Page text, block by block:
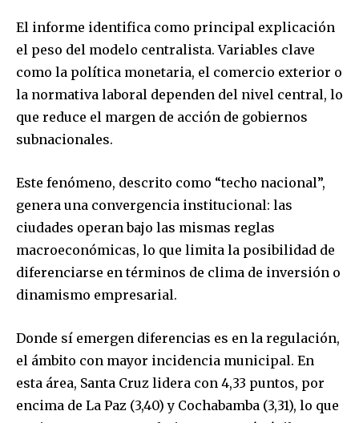
El informe identifica como principal explicación
el peso del modelo centralista. Variables clave
como la política monetaria, el comercio exterior o
la normativa laboral dependen del nivel central, lo
que reduce el margen de acción de gobiernos
subnacionales.
Este fenómeno, descrito como “techo nacional”,
genera una convergencia institucional: las
ciudades operan bajo las mismas reglas
macroeconómicas, lo que limita la posibilidad de
diferenciarse en términos de clima de inversión o
dinamismo empresarial.
Donde sí emergen diferencias es en la regulación,
el ámbito con mayor incidencia municipal. En
esta área, Santa Cruz lidera con 4,33 puntos, por
encima de La Paz (3,40) y Cochabamba (3,31), lo que